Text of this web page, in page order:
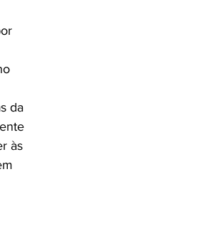
da
às